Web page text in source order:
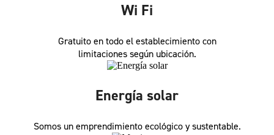
Wi Fi
Gratuito en todo el establecimiento con
limitaciones según ubicación.
Energía solar
Somos un emprendimiento ecológico y sustentable.